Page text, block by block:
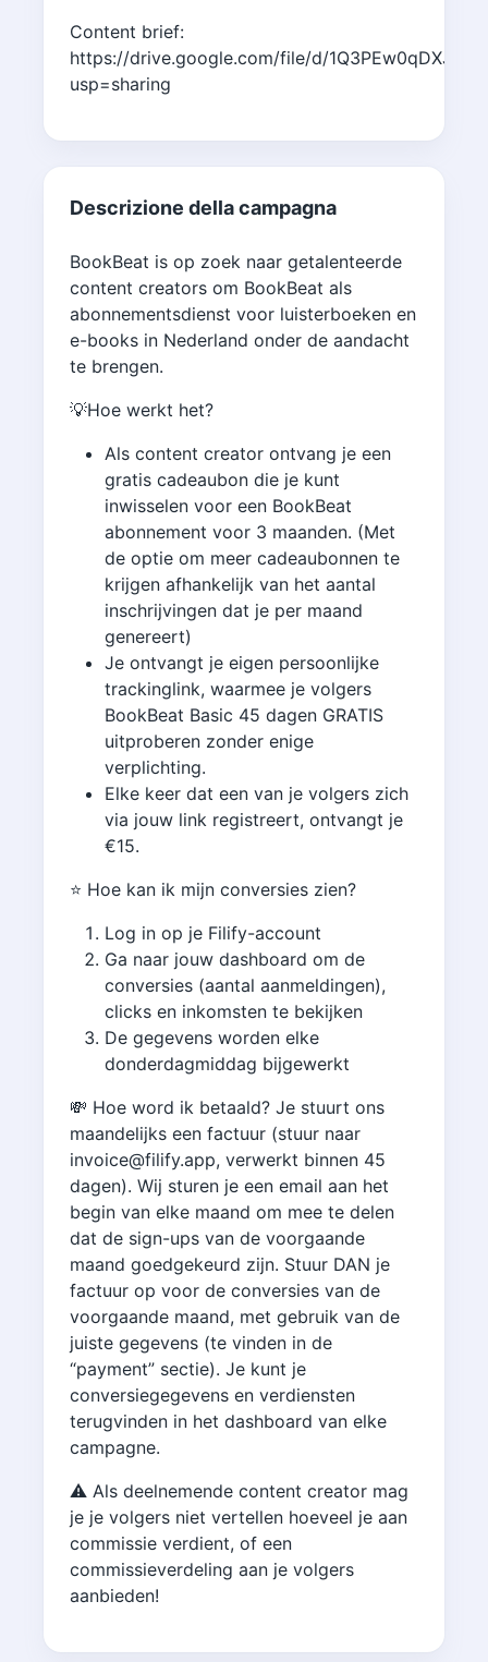
Content brief:
https://drive.google.com/file/d/
usp=sharing
Descrizione della campagna
BookBeat is op zoek naar getalenteerde
content creators om BookBeat als
abonnementsdienst voor luisterboeken en
e-books in Nederland onder de aandacht
te brengen.
💡Hoe werkt het?
Als content creator ontvang je een
gratis cadeaubon die je kunt
inwisselen voor een BookBeat
abonnement voor 3 maanden. (Met
de optie om meer cadeaubonnen te
krijgen afhankelijk van het aantal
inschrijvingen dat je per maand
genereert)
Je ontvangt je eigen persoonlijke
trackinglink, waarmee je volgers
BookBeat Basic 45 dagen GRATIS
uitproberen zonder enige
verplichting.
Elke keer dat een van je volgers zich
via jouw link registreert, ontvangt je
€15.
⭐️ Hoe kan ik mijn conversies zien?
Log in op je Filify-account
Ga naar jouw dashboard om de
conversies (aantal aanmeldingen),
clicks en inkomsten te bekijken
De gegevens worden elke
donderdagmiddag bijgewerkt
💸 Hoe word ik betaald? Je stuurt ons
maandelijks een factuur (stuur naar
invoice@filify.app, verwerkt binnen 45
dagen). Wij sturen je een email aan het
begin van elke maand om mee te delen
dat de sign-ups van de voorgaande
maand goedgekeurd zijn. Stuur DAN je
factuur op voor de conversies van de
voorgaande maand, met gebruik van de
juiste gegevens (te vinden in de
“payment” sectie). Je kunt je
conversiegegevens en verdiensten
terugvinden in het dashboard van elke
campagne.
⚠️ Als deelnemende content creator mag
je je volgers niet vertellen hoeveel je aan
commissie verdient, of een
commissieverdeling aan je volgers
aanbieden!